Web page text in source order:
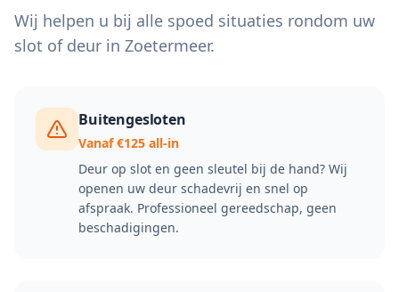
Wij helpen u bij alle spoed situaties rondom uw
slot of deur in Zoetermeer.
Buitengesloten
Vanaf €125 all-in
Deur op slot en geen sleutel bij de hand? Wij
openen uw deur schadevrij en snel op
afspraak. Professioneel gereedschap, geen
beschadigingen.